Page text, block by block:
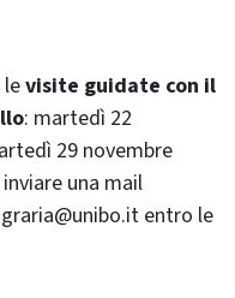
visite guidate con il
: martedì 22
29 novembre
una mail
entro le